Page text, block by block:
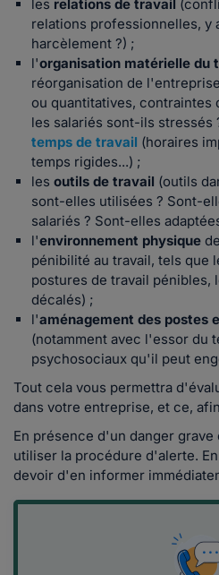
les relations de travail
relations professionnelles, y
harcèlement ?) ;
l'organisation matérielle du
réorganisation de
ou quantitatives,
les salariés sont-ils stressés
temps de travail (horaires
temps rigides...) ;
les outils de travail (outils
sont-elles utilisées ? Sont-
salariés ? Sont-elles
l'environnement physique
pénibilité au travail, tels que
postures de travail pénibles,
décalés) ;
l'aménagement des postes
(notamment avec l'essor du
psychosociaux qu'il peut
Tout cela vous permettra
dans votre entreprise, et ce,
En présence d'un danger
utiliser la procédure d'alerte.
devoir d'en informer